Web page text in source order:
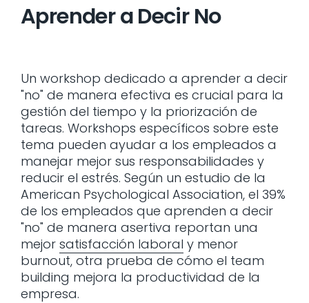
Aprender a Decir No
Un workshop dedicado a aprender a decir
"no" de manera efectiva es crucial para la
gestión del tiempo y la priorización de
tareas. Workshops específicos sobre este
tema pueden ayudar a los empleados a
manejar mejor sus responsabilidades y
reducir el estrés. Según un estudio de la
American Psychological Association, el 39%
de los empleados que aprenden a decir
"no" de manera asertiva reportan una
mejor satisfacción laboral y menor
burnout, otra prueba de cómo el team
building mejora la productividad de la
empresa.